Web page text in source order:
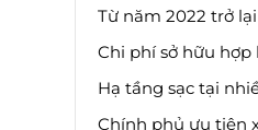
Từ năm 2022 trở lại
Chi phí sở hữu hợp
Hạ tầng sạc tại
Chính phủ ưu tiên